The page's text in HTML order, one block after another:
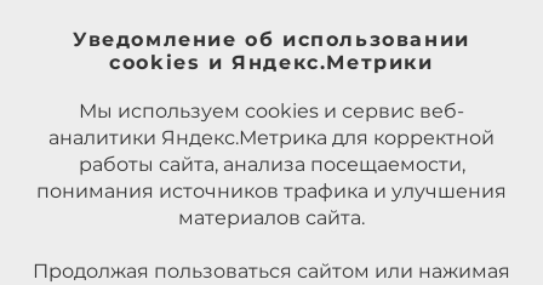
Уведомление об использовании
cookies и Яндекс.Метрики
Мы используем cookies и сервис веб-
аналитики Яндекс.Метрика для корректной
работы сайта, анализа посещаемости,
понимания источников трафика и улучшения
материалов сайта.
Продолжая пользоваться сайтом или нажимая